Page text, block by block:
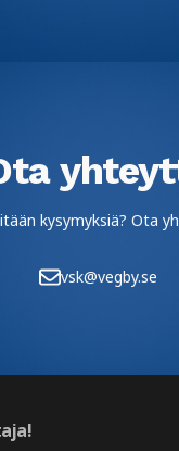
kysymyksiä? Ota
vsk@vegby.se